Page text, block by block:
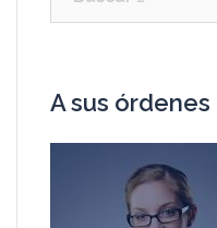
A sus órdenes